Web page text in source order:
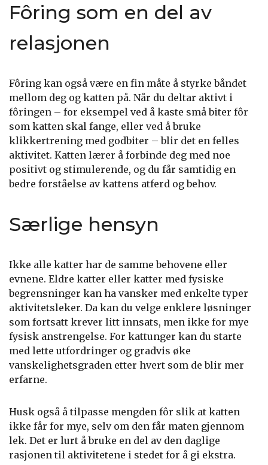
Fôring som en del av
relasjonen
Fôring kan også være en fin måte å styrke båndet
mellom deg og katten på. Når du deltar aktivt i
fôringen – for eksempel ved å kaste små biter fôr
som katten skal fange, eller ved å bruke
klikkertrening med godbiter – blir det en felles
aktivitet. Katten lærer å forbinde deg med noe
positivt og stimulerende, og du får samtidig en
bedre forståelse av kattens atferd og behov.
Særlige hensyn
Ikke alle katter har de samme behovene eller
evnene. Eldre katter eller katter med fysiske
begrensninger kan ha vansker med enkelte typer
aktivitetsleker. Da kan du velge enklere løsninger
som fortsatt krever litt innsats, men ikke for mye
fysisk anstrengelse. For kattunger kan du starte
med lette utfordringer og gradvis øke
vanskelighetsgraden etter hvert som de blir mer
erfarne.
Husk også å tilpasse mengden fôr slik at katten
ikke får for mye, selv om den får maten gjennom
lek. Det er lurt å bruke en del av den daglige
rasjonen til aktivitetene i stedet for å gi ekstra.